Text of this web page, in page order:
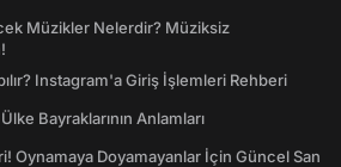
Müzikler Nelerdir? Müziksiz
Instagram'a Giriş İşlemleri Rehberi
Bayraklarının Anlamları
Oynamaya Doyamayanlar İçin Güncel San